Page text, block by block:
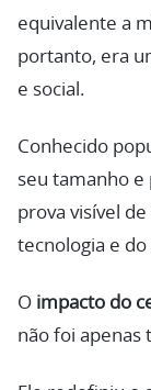
equivalente a
portanto, era
e social.
Conhecido
seu tamanho e
prova visível
tecnologia e do
O impacto do
não foi apenas